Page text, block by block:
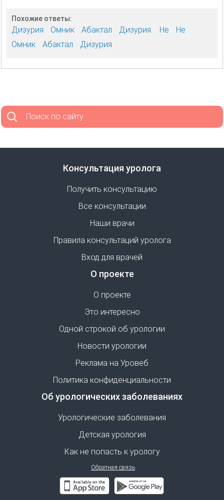
Похожие ответы:
Дизурия Омник Абактал Дизурия. Не
Не
Омник
Абактал Дизурия
Поиск по сайту
Консультация уролога
Получить консультацию
Все консультации
Наши врачи
Правила консультаций уролога
Вход для врачей
О проекте
О проекте
Это интересно
Одной строкой об урологии
Новости урологии
Реклама на Уровеб
Политика конфиденциальности
Об урологических заболеваниях
Урологические заболевания
Детская урология
Как не попасть к урологу
Обратная связь